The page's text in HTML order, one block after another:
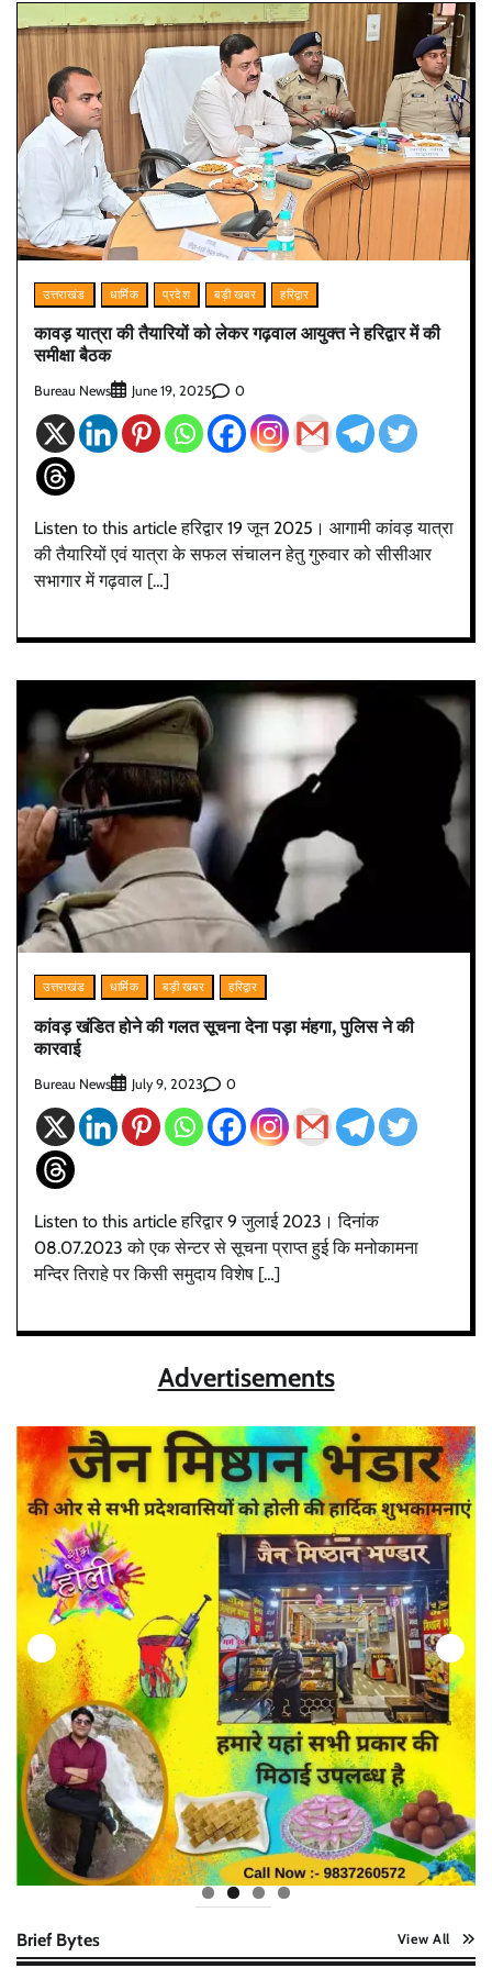
उत्तराखंड धार्मिक प्रदेश बड़ी खबर हरिद्वार
कावड़ यात्रा की तैयारियों को लेकर गढ़वाल आयुक्त ने हरिद्वार में की
समीक्षा बैठक
Bureau News June 19, 2025 0
Listen to this article हरिद्वार 19 जून 2025। आगामी कांवड़ यात्रा
की तैयारियों एवं यात्रा के सफल संचालन हेतु गुरुवार को सीसीआर
सभागार में गढ़वाल […]
उत्तराखंड धार्मिक बड़ी खबर हरिद्वार
कांवड़ खंडित होने की गलत सूचना देना पड़ा मंहगा, पुलिस ने की
कारवाई
Bureau News July 9, 2023 0
Listen to this article हरिद्वार 9 जुलाई 2023। दिनांक
08.07.2023 को एक सेन्टर से सूचना प्राप्त हुई कि मनोकामना
मन्दिर तिराहे पर किसी समुदाय विशेष […]
Advertisements
Brief Bytes View All